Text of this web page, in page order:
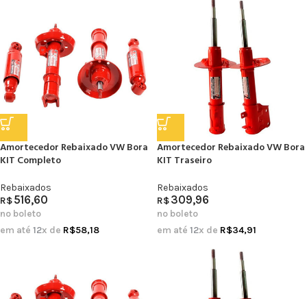
Amortecedor Rebaixado VW Bora
KIT Completo
Rebaixados
R$516,60
no boleto
em até 12x de R$58,18
Amortecedor Rebaixado VW Bora
KIT Traseiro
Rebaixados
R$309,96
no boleto
em até 12x de R$34,91